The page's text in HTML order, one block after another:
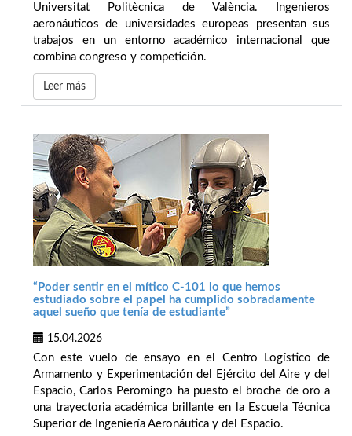
Universitat Politècnica de València. Ingenieros
aeronáuticos de universidades europeas presentan sus
trabajos en un entorno académico internacional que
combina congreso y competición.
Leer más
“Poder sentir en el mítico C-101 lo que hemos
estudiado sobre el papel ha cumplido sobradamente
aquel sueño que tenía de estudiante”
15.04.2026
Con este vuelo de ensayo en el Centro Logístico de
Armamento y Experimentación del Ejército del Aire y del
Espacio, Carlos Peromingo ha puesto el broche de oro a
una trayectoria académica brillante en la Escuela Técnica
Superior de Ingeniería Aeronáutica y del Espacio.